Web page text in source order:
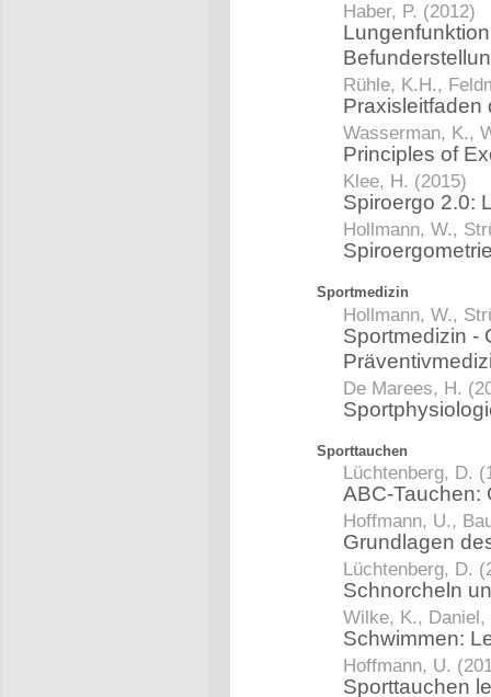
Haber, P. (2012)
Rühle, K.H.,
Wasserman, K.,
Principles of
Klee, H. (2015)
Spiroergo 2.0:
Hollmann, W.,
Sportmedizin
Hollmann, W.,
Sportmedizin -
De Marees, H.
Sporttauchen
Lüchtenberg, D.
ABC-Tauchen:
Hoffmann, U.,
Grundlagen
Lüchtenberg, D.
Schnorcheln
Wilke, K., Daniel,
Schwimmen:
Hoffmann, U.
Sporttauchen